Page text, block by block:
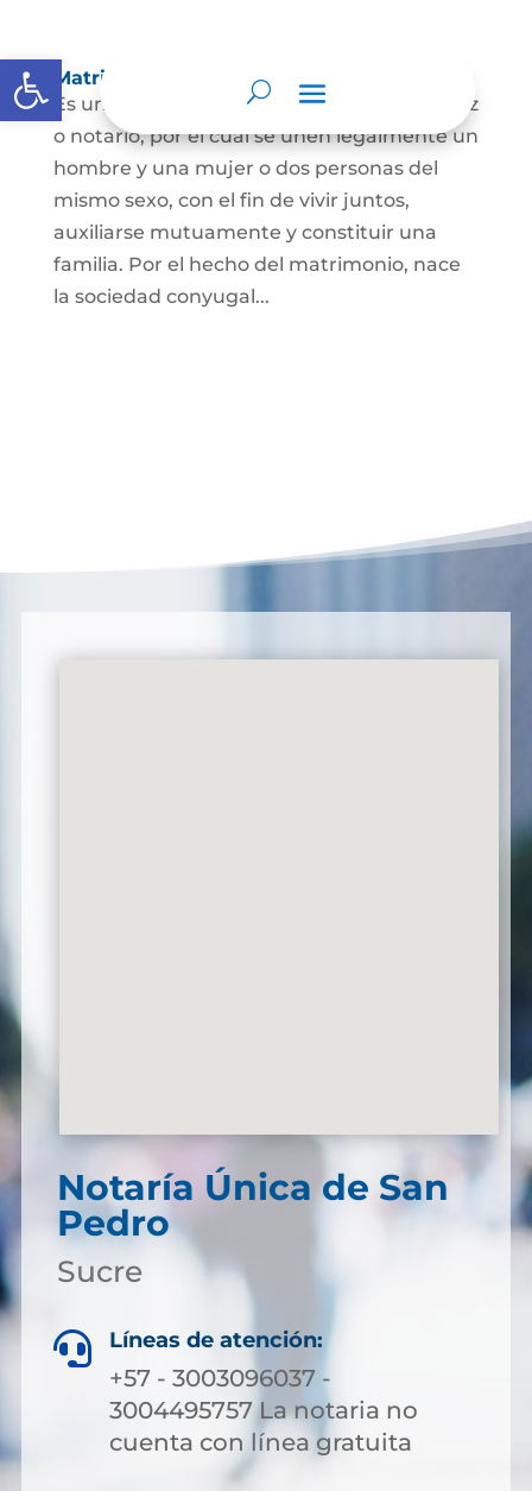
Abrir barra de herramientas
Matrimonio Civil
Es un contrato solemne celebrado ante juez
o notario, por el cual se unen legalmente un
hombre y una mujer o dos personas del
mismo sexo, con el fin de vivir juntos,
auxiliarse mutuamente y constituir una
familia. Por el hecho del matrimonio, nace
la sociedad conyugal...
Notaría Única de San
Pedro
Sucre
 Líneas de atención:
+57 - 3003096037 -
3004495757 La notaria no
cuenta con línea gratuita